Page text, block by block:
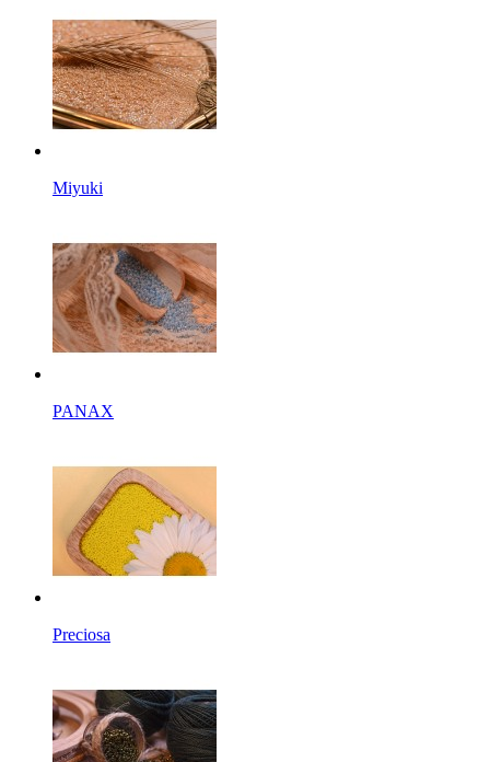
Miyuki
PANAX
Preciosa